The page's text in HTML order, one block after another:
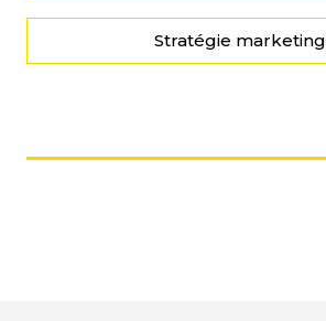
Stratégie marketing